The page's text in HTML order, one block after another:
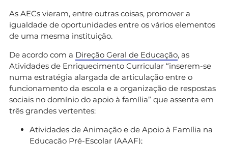
As AECs vieram, entre outras coisas, promover a
igualdade de oportunidades entre os vários elementos
de uma mesma instituição.
De acordo com a Direção Geral de Educação, as
Atividades de Enriquecimento Curricular “inserem-se
numa estratégia alargada de articulação entre o
funcionamento da escola e a organização de respostas
sociais no domínio do apoio à família” que assenta em
três grandes vertentes:
Atividades de Animação e de Apoio à Família na
Educação Pré-Escolar (AAAF);